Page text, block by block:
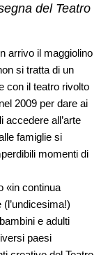
del Teatro
arrivo il maggiolino
si tratta di un
con il teatro rivolto
2009 per dare ai
accedere all’arte
famiglie si
momenti di
«in continua
e adulti
paesi
creative del Teatro
al centro